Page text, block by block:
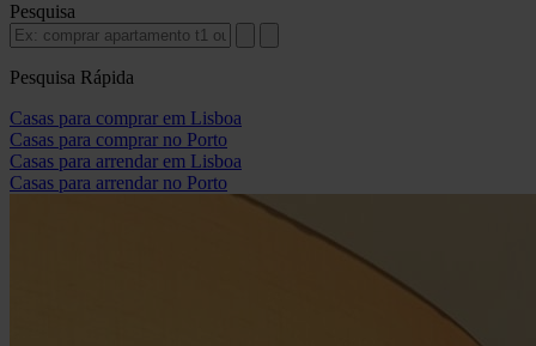
Pesquisa
Pesquisa Rápida
Casas para comprar em Lisboa
Casas para comprar no Porto
Casas para arrendar em Lisboa
Casas para arrendar no Porto